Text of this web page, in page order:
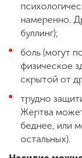
намеренно.
буллинг);
боль (могут
физическое
скрытой от
трудно
Жертва
беднее, или
остальных).